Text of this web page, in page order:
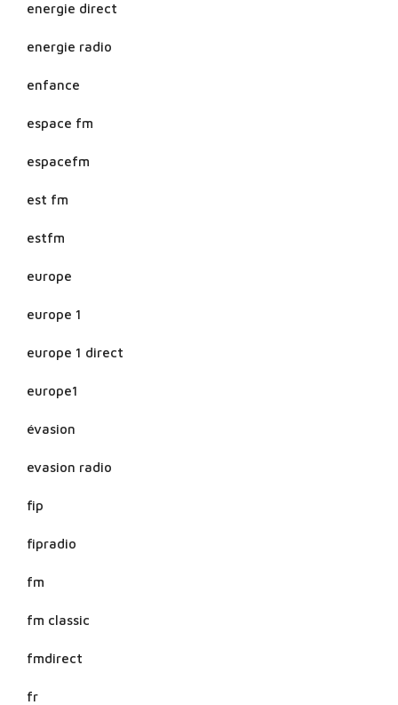
energie direct
energie radio
enfance
espace fm
espacefm
est fm
estfm
europe
europe 1
europe 1 direct
europe1
évasion
evasion radio
fip
fipradio
fm
fm classic
fmdirect
fr